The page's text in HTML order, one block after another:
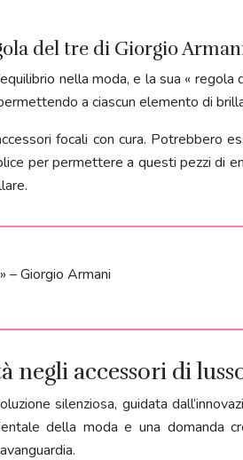
del tre di Giorgio
nella moda, e la sua «
a ciascun elemento di
focali con cura. Potrebbero
per permettere a questi pezzi di
– Giorgio Armani
accessori di
silenziosa, guidata
della moda e una